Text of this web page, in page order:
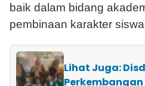
baik dalam bidang
pembinaan karakter
Lihat Juga:
Perkembangan